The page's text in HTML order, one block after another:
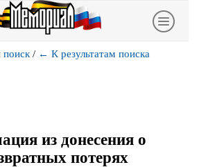
/ ← К результатам поиска
из донесения о
потерях